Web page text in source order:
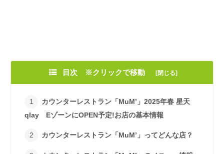
目次 ※クリックで移動
カウンターレストラン「MuM’」2025年春 星天
qlay EゾーンにOPEN予定!お店の基本情報
カウンターレストラン「MuM’」ってどんな店？